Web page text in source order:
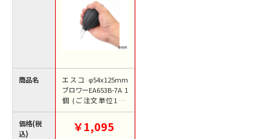
商品名
価格(税
込)
エスコ φ54x125mm
ブロワーEA653B-7A 1
個 (ご注文単位1個)
【直送品】
￥1,095